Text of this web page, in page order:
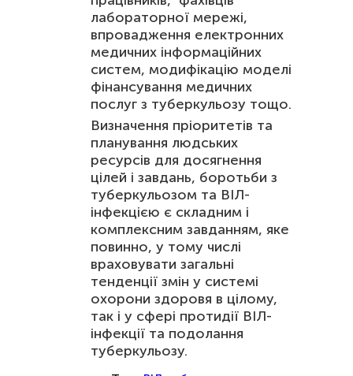
лабораторної мережі,
впровадження електронних
медичних інформаційних
систем, модифікацію моделі
фінансування медичних
послуг з туберкульозу тощо.
Визначення пріоритетів та
планування людських
ресурсів для досягнення
цілей і завдань, боротьби з
туберкульозом та ВІЛ-
інфекцією є складним і
комплексним завданням, яке
повинно, у тому числі
враховувати загальні
тенденції змін у системі
охорони здоровя в цілому,
так і у сфері протидії ВІЛ-
інфекції та подолання
туберкульозу.